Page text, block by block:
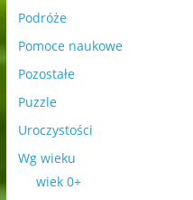
Podróże
Pomoce naukowe
Pozostałe
Puzzle
Uroczystości
Wg wieku
wiek 0+